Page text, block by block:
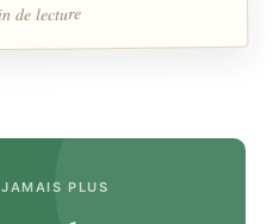
de lecture
PLUS